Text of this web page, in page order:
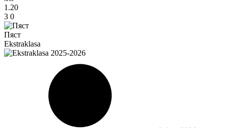
1.20
3 0
Пяст
Ekstraklasa